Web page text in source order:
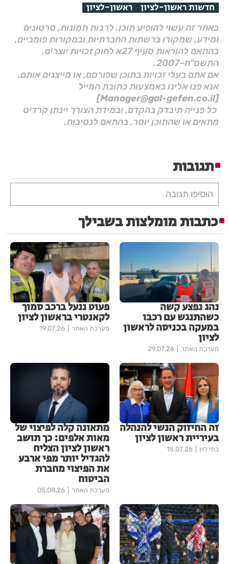
חדשות ראשון-לציון ראשון-לציון
באתר זה עשוי להופיע תוכן, לרבות תמונות, סרטונים
ומידע, שמקורו ברשתות החברתיות ובמקורות פומביים,
בהתאם להוראות סעיף 27א לחוק זכויות יוצרים,
התשס"ח–2007.
אם אתם בעלי זכויות בתוכן שפורסם, או מייצגים אותם,
אנא פנו אלינו באמצעות כתובת המייל
[Manager@gal-gefen.co.il]
כל פנייה תיבדק בהקדם, ובמידת הצורך יינתן קרדיט
מתאים או שהתוכן יוסר, בהתאם לנסיבות.
תגובות
הוסיפו תגובה
כתבות מומלצות בשבילך
נהג נפצע קשה
כשהתנגש עם רכבו
במעקה בכניסה לראשון
לציון
מערכת האתר 29.07.26
פעוט ננעל ברכב סמוך
לקאנטרי בראשון לציון
מערכת האתר 19.07.26
זה החיזוק הנשי להנהלה
בעיריית ראשון לציון
בתי לוין 15.07.26
מתאונה קלה לפיצוי של
מאות אלפים: כך תושב
ראשון לציון הצליח
להגדיל יותר מפי ארבע
את הפיצוי מחברת
הביטוח
מערכת האתר 05.08.26